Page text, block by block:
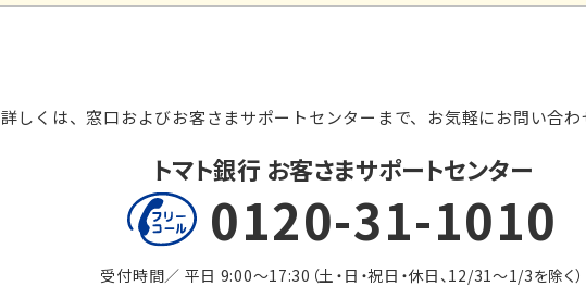
詳しくは、窓口およびお客さまサポートセンターまで、 お気軽にお問い合わ
トマト銀行 お客さまサポートセンター
0120-31-1010
受付時間／ 平日 9:00～17:30 （土・日・祝日・休日、12/31～1/3を除く）